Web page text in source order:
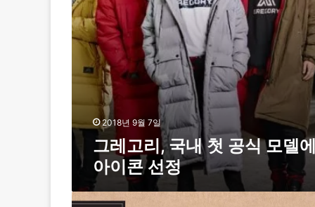
r
y
’
식
모
델
콘
정
2018년 9월 7일
그레고리, 국내 첫 공식 모델
아이콘 선정
백